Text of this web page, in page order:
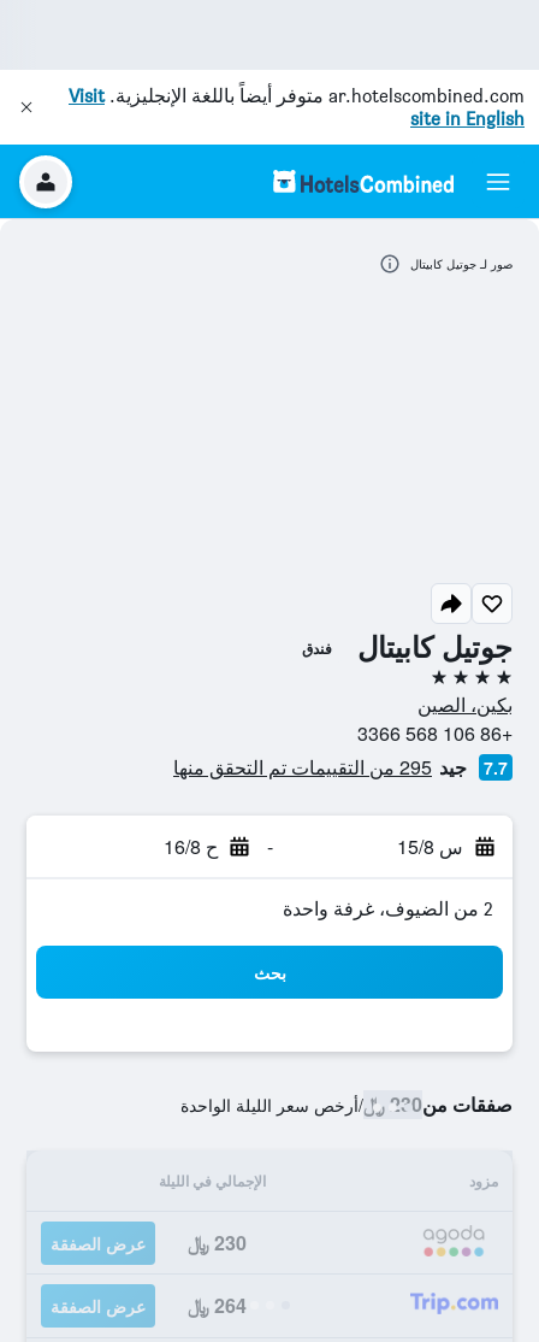
ar.hotelscombined.com متوفر أيضاً باللغة الإنجليزية.Visit
site in English
جوتيل كابيتال فندق
4 نجوم
بكين، الصين
+86 106 568 3366
7.7 جيد 295 من التقييمات تم التحقق منها
س 15/8 - ح 16/8
2 من الضيوف، غرفة واحدة
بحث
صفقات من230 ﷼ /أرخص سعر الليلة الواحدة
مزود الإجمالي في الليلة
230 ﷼ عرض الصفقة
264 ﷼ عرض الصفقة
صور لـ جوتيل كابيتال